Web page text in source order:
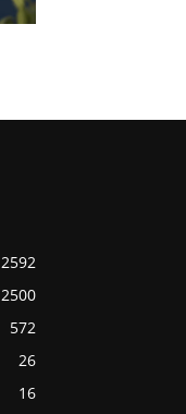
2592
2500
572
26
16